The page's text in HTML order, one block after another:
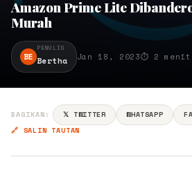
Amazon Prime Lite
Murah
BE
PENULIS
Bertha Jan 18, 2023⏱ 2 menit
BAGIKAN: 𝕏 TWITTER WHATSAPP
🔗 SALIN TAUTAN